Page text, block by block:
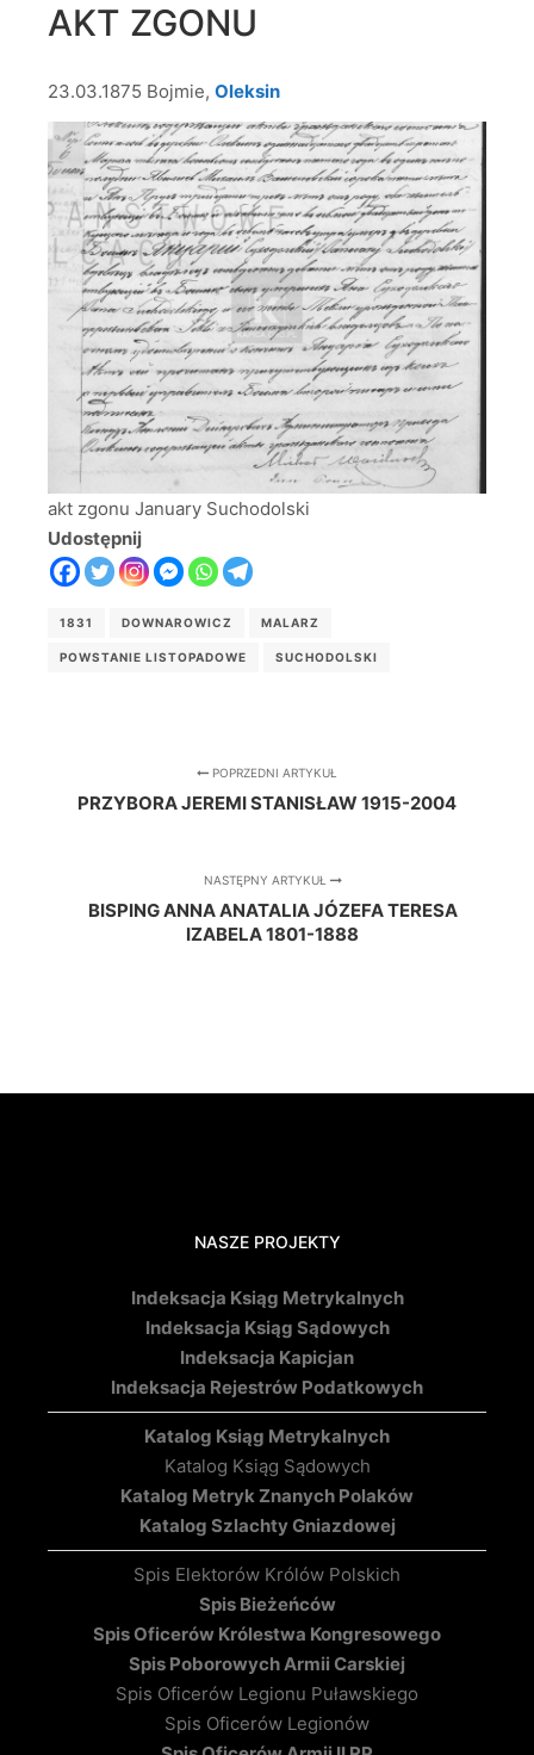
AKT ZGONU
23.03.1875 Bojmie, Oleksin
akt zgonu January Suchodolski
Udostępnij
1831 DOWNAROWICZ MALARZ
POWSTANIE LISTOPADOWE SUCHODOLSKI
POPRZEDNI ARTYKUŁ
PRZYBORA JEREMI STANISŁAW 1915-2004
NASTĘPNY ARTYKUŁ
BISPING ANNA ANATALIA JÓZEFA TERESA
IZABELA 1801-1888
NASZE PROJEKTY
Indeksacja Ksiąg Metrykalnych
Indeksacja Ksiąg Sądowych
Indeksacja Kapicjan
Indeksacja Rejestrów Podatkowych
Katalog Ksiąg Metrykalnych
Katalog Ksiąg Sądowych
Katalog Metryk Znanych Polaków
Katalog Szlachty Gniazdowej
Spis Elektorów Królów Polskich
Spis Bieżeńców
Spis Oficerów Królestwa Kongresowego
Spis Poborowych Armii Carskiej
Spis Oficerów Legionu Puławskiego
Spis Oficerów Legionów